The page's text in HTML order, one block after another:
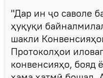
"Дар ин ҷо саволе
ҳуқуқи
шакли
Протоколҳои
конвенсияҳо, бояд